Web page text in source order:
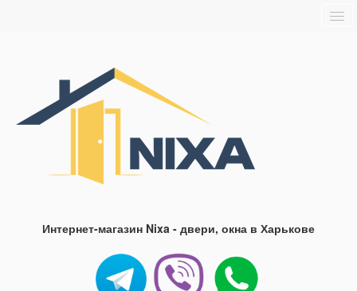
Контакты
Интернет-магазин Nixa - двери, окна в Харькове